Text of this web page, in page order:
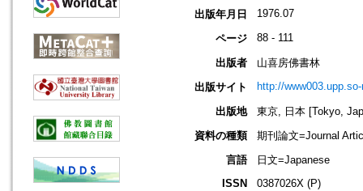
出版年月日 1976.07
ページ 88 - 111
出版者
山喜房佛書林
出版サイト
http://
出版地
東京, 日本 [Tokyo,
資料の種類
期刊論文=Journal
言語
日文=Japanese
ISSN
0387026X (P)